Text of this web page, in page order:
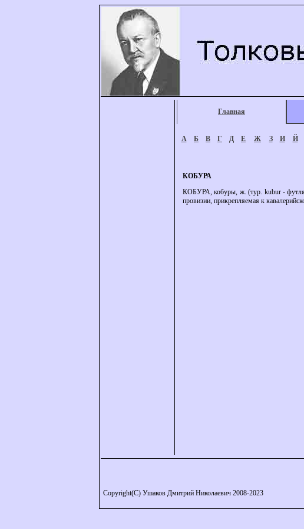
Главная
А Б В Г Д Е Ж З И Й
КОБУРА
КОБУРА, кобуры, ж. (тур. kubur -
провизии, прикрепляемая к
Copyright(C) Ушаков Дмитрий Николаевич 2008-2023